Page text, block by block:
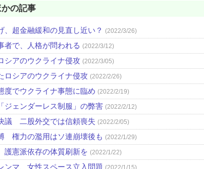
の記事
、超金融緩和の見直し近い？ (2022/3/26)
者で、人格が問われる (2022/3/12)
シアのウクライナ侵攻 (2022/3/05)
ロシアのウクライナ侵攻 (2022/2/26)
度でウクライナ事態に臨め (2022/2/19)
ジェンダーレス制服」の弊害 (2022/2/12)
議 二股外交では信頼喪失 (2022/2/05)
権力の濫用はソ連崩壊後も (2022/1/29)
護憲派依存の体質刷新を (2022/1/22)
ンマ、女性スペース立入問題 (2022/1/15)